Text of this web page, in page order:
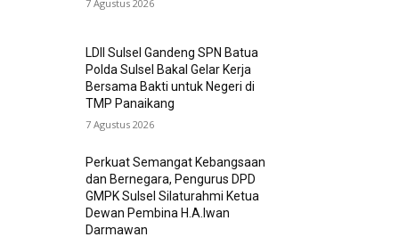
7 Agustus 2026
LDII Sulsel Gandeng SPN Batua
Polda Sulsel Bakal Gelar Kerja
Bersama Bakti untuk Negeri di
TMP Panaikang
7 Agustus 2026
Perkuat Semangat Kebangsaan
dan Bernegara, Pengurus DPD
GMPK Sulsel Silaturahmi Ketua
Dewan Pembina H.A.Iwan
Darmawan